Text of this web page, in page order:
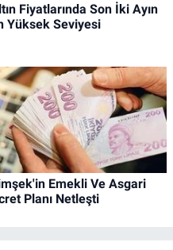
Fiyatlarında Son İki Ayın
Yüksek Seviyesi
Emekli Ve Asgari
Planı Netleşti